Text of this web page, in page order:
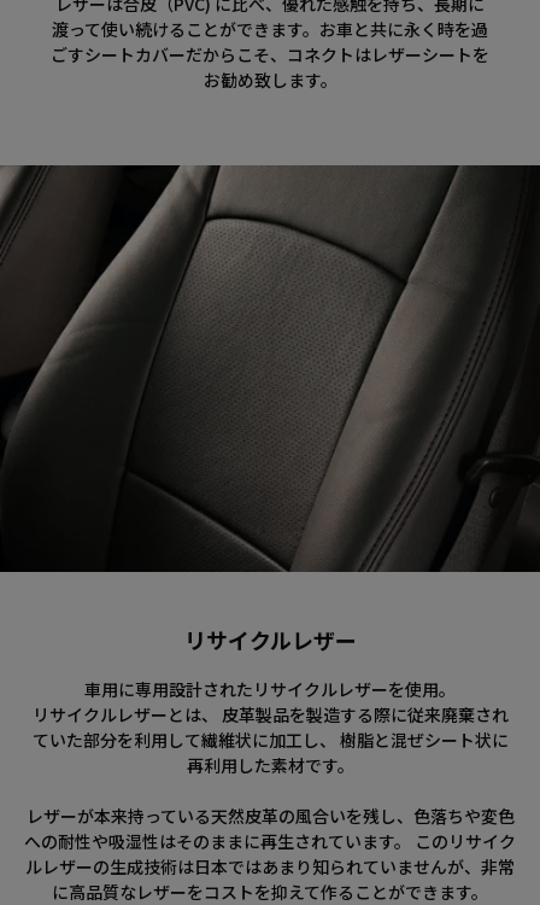
渡って使い続けることができます。お車と共に永く時を過
ごすシートカバーだからこそ、コネクトはレザーシートを
お勧め致します。
リサイクルレザー
車用に専用設計されたリサイクルレザーを使用。
リサイクルレザーとは、 皮革製品を製造する際に従来廃棄され
ていた部分を利用して繊維状に加工し、 樹脂と混ぜシート状に
再利用した素材です。
レザーが本来持っている天然皮革の風合いを残し、色落ちや変色
への耐性や吸湿性はそのままに再生されています。 このリサイク
ルレザーの生成技術は日本ではあまり知られていませんが、非常
に高品質なレザーをコストを抑えて作ることができます。